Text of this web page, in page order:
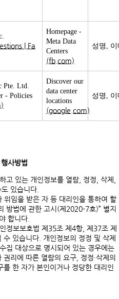
| Fa
Homepage -
Meta Data
Centers
(fb.com)
성명,
Pte. Ltd.
- Policies
Discover our
data center
locations
(google.com)
성명,
사방법
고 있는 개인정보를 열람, 정정, 삭제,
있습니다.
위임을 받은 자 등 대리인을 통하여 할
방법에 관한 고시(제2020-7호)” 별지
합니다.
정보보호법 제35조 제4항, 제37조 제
있습니다. 개인정보의 정정 및 삭제
집 대상으로 명시되어 있는 경우에는
리에 따른 열람의 요구, 정정·삭제의
한 자가 본인이거나 정당한 대리인